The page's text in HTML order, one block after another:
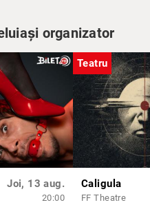
prin a se confrunta cu
și curajul de a fi
Teo Drăgan, Paul Dorobăț
Solès
tinerilor sub 14 ani!
organizator
Joi, 13 aug.
20:00
Teatru
Caligula
FF Theatre